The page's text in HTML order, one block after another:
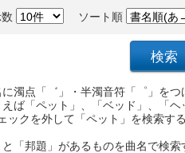
ソート順
濁点「゛」・半濁音符「゜」を
えば「ペット」、「ベッド」、「
ックを外して「ペット」を検索
「邦題」があるものを曲名で検